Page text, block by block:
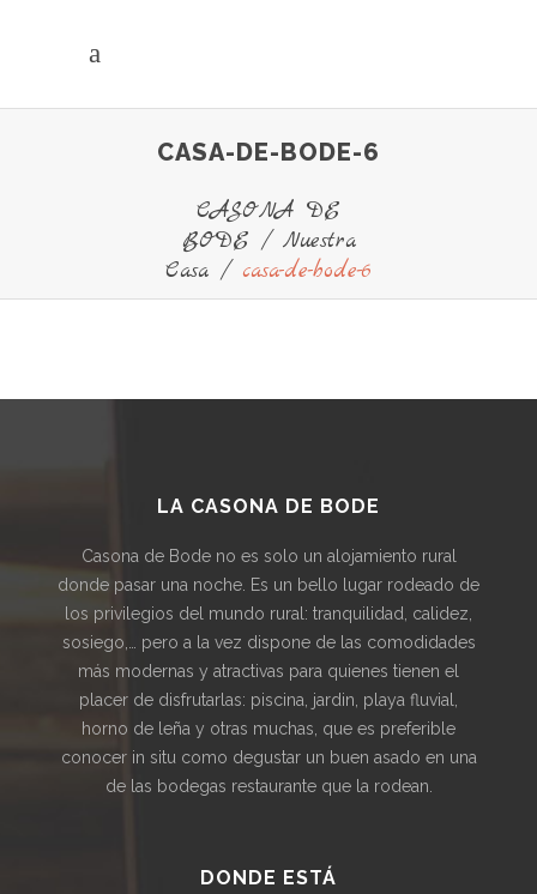
CASA-DE-BODE-6
CASONA DE
BODE / Nuestra
Casa / casa-de-bode-6
LA CASONA DE BODE
Casona de Bode no es solo un alojamiento rural
donde pasar una noche. Es un bello lugar rodeado de
los privilegios del mundo rural: tranquilidad, calidez,
sosiego,… pero a la vez dispone de las comodidades
más modernas y atractivas para quienes tienen el
placer de disfrutarlas: piscina, jardin, playa fluvial,
horno de leña y otras muchas, que es preferible
conocer in situ como degustar un buen asado en una
de las bodegas restaurante que la rodean.
DONDE ESTÁ